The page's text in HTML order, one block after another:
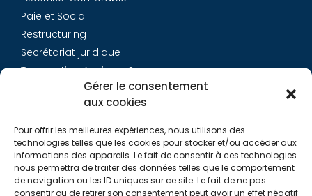
Gérer le consentement
aux cookies
Pour offrir les meilleures expériences, nous utilisons des
technologies telles que les cookies pour stocker et/ou accéder aux
informations des appareils. Le fait de consentir à ces technologies
nous permettra de traiter des données telles que le comportement
de navigation ou les ID uniques sur ce site. Le fait de ne pas
consentir ou de retirer son consentement peut avoir un effet négatif
Paie et Social
Restructuring
Secrétariat juridique
Transaction Advisory Services
Équipe
Carrières
Contact